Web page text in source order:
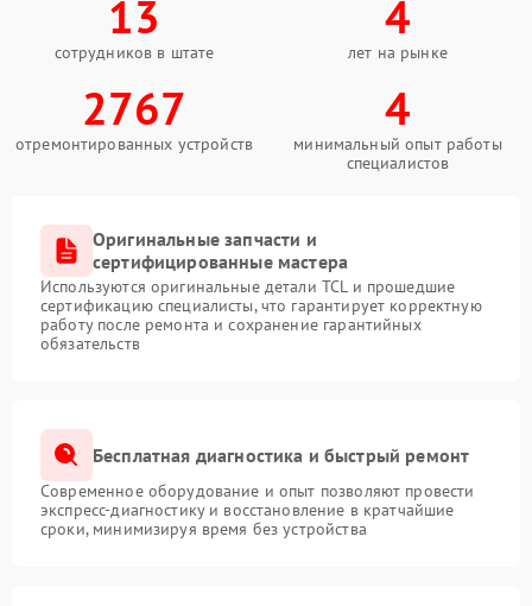
13
сотрудников в штате
4
лет на рынке
2767
отремонтированных устройств
4
минимальный опыт работы
специалистов
Оригинальные запчасти и
сертифицированные мастера
Используются оригинальные детали TCL и прошедшие
сертификацию специалисты, что гарантирует корректную
работу после ремонта и сохранение гарантийных
обязательств
Бесплатная диагностика и быстрый ремонт
Современное оборудование и опыт позволяют провести
экспресс-диагностику и восстановление в кратчайшие
сроки, минимизируя время без устройства